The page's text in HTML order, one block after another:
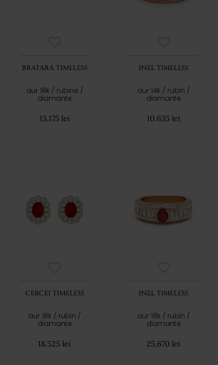
BRATARA TIMELESS
aur 18k / rubine /
diamante
13.175 lei
INEL TIMELESS
aur 14k / rubin /
diamante
10.635 lei
CERCEI TIMELESS
aur 18k / rubin /
diamante
18.525 lei
INEL TIMELESS
aur 18k / rubin /
diamante
25.670 lei